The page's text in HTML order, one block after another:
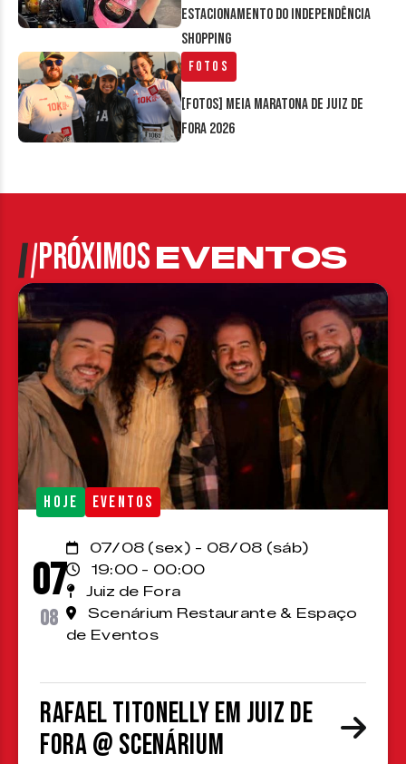
estacionamento do Independência
Shopping
Fotos
[FOTOS] Meia Maratona de Juiz de
Fora 2026
PRÓXIMOSEVENTOS
HOJE EVENTOS
07
08
07/08 (sex) - 08/08 (sáb)
19:00 - 00:00
Juiz de Fora
Scenárium Restaurante & Espaço
de Eventos
Rafael Titonelly em Juiz de
Fora @ Scenárium